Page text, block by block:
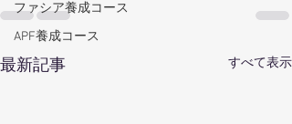
ファシア養成コース
APF養成コース
最新記事 すべて表示